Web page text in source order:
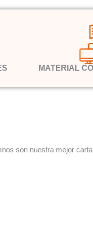
MATERIAL
son nuestra mejor